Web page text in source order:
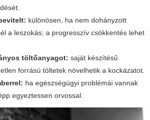
különösen, ha nem dohányzott
a leszokás; a progresszív csökkentés lehet
töltőanyagot: saját készítésű
forrású töltetek növelhetik a kockázatot.
ha egészségügyi problémái vannak
egyeztessen orvossal.